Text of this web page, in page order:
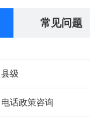
常见问题
县级
电话政策咨询